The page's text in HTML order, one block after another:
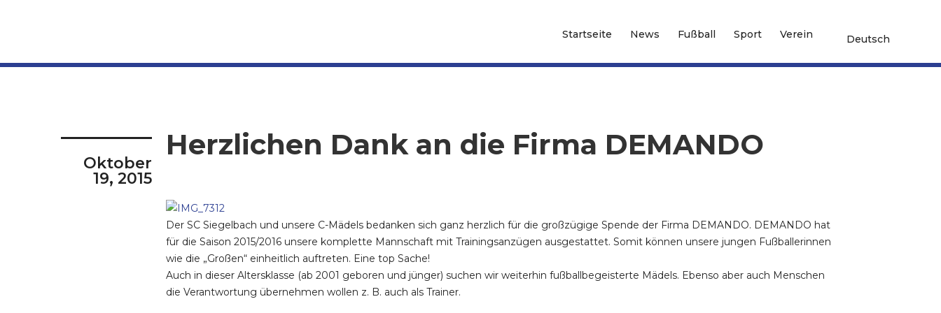
Startseite News Fußball Sport Verein Deutsch
Oktober
19, 2015
Herzlichen Dank an die Firma DEMANDO
Der SC Siegelbach und unsere C-Mädels bedanken sich ganz herzlich für die großzügige Spende der Firma DEMANDO. DEMANDO hat
für die Saison 2015/2016 unsere komplette Mannschaft mit Trainingsanzügen ausgestattet. Somit können unsere jungen Fußballerinnen
wie die „Großen“ einheitlich auftreten. Eine top Sache!
Auch in dieser Altersklasse (ab 2001 geboren und jünger) suchen wir weiterhin fußballbegeisterte Mädels. Ebenso aber auch Menschen
die Verantwortung übernehmen wollen z. B. auch als Trainer.